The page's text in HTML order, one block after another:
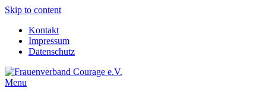
Skip to content
Kontakt
Impressum
Datenschutz
Menu